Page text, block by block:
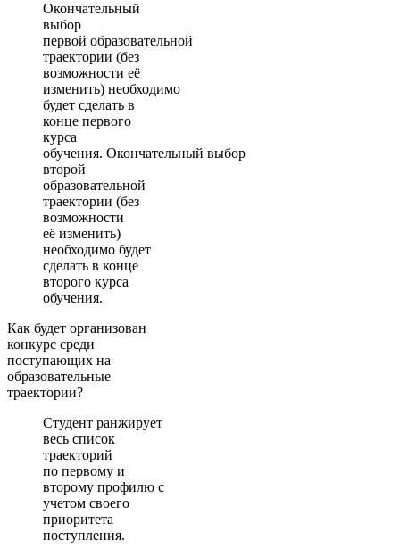
Окончательный
выбор
первой образовательной
траектории (без
возможности её
изменить) необходимо
будет сделать в
конце первого
курса
обучения. Окончательный выбор
второй
образовательной
траектории (без
возможности
её изменить)
необходимо будет
сделать в конце
второго курса
обучения.
Как будет организован
конкурс среди
поступающих на
образовательные
траектории?
Студент ранжирует
весь список
траекторий
по первому и
второму профилю с
учетом своего
приоритета
поступления.